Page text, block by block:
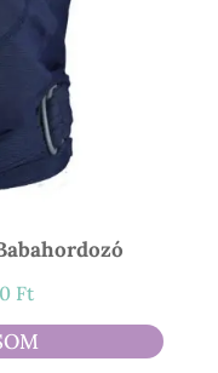
FtÁrtartomány:
6
900 Ft